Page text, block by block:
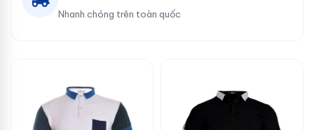
Nhanh chóng trên toàn quốc